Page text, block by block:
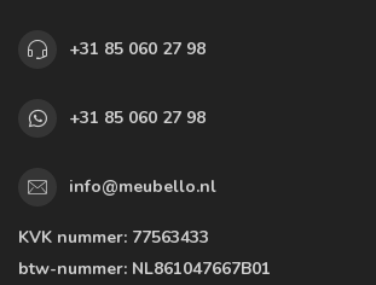
+31 85 060 27 98
+31 85 060 27 98
info@meubello.nl
KVK nummer: 77563433
btw-nummer: NL861047667B01